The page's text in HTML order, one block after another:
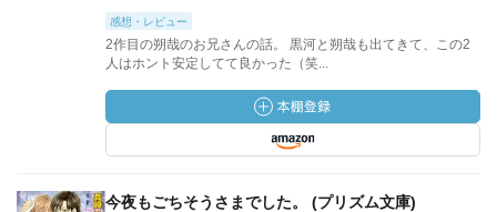
感想・レビュー
2作目の朔哉のお兄さんの話。 黒河と朔哉も出てきて、この2
人はホント安定してて良かった（笑...
今夜もごちそうさまでした。 (プリズム文庫)